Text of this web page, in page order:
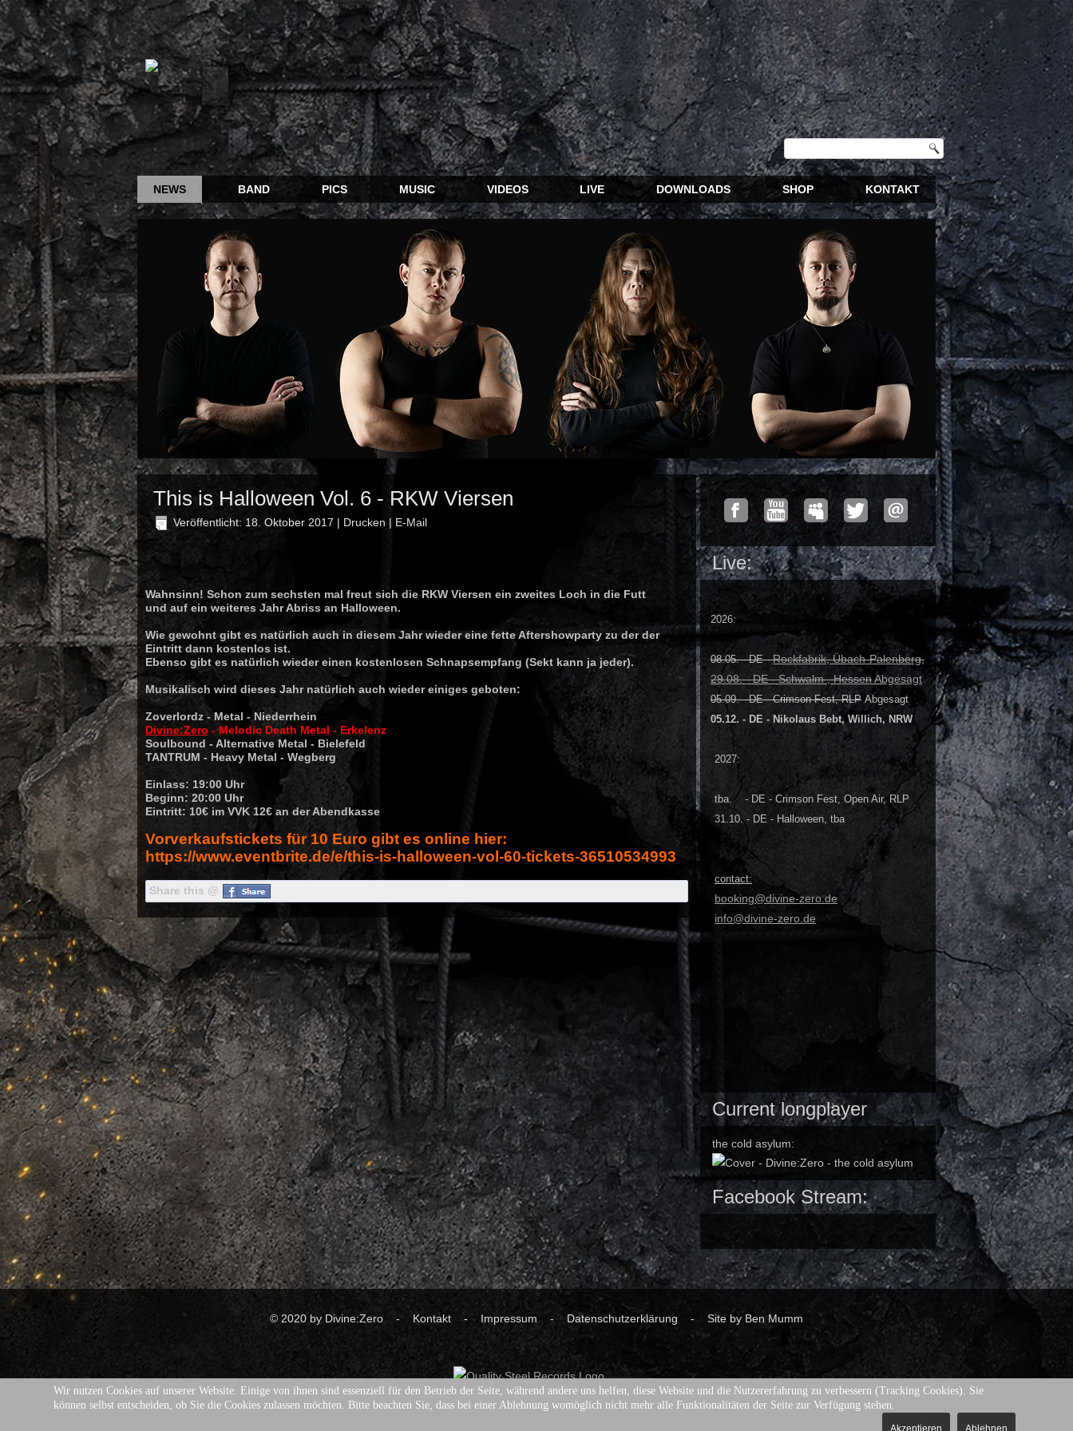
NEWS BAND PICS MUSIC VIDEOS LIVE DOWNLOADS SHOP KONTAKT
This is Halloween Vol. 6 - RKW Viersen
Veröffentlicht: 18. Oktober 2017 | Drucken | E-Mail
Wahnsinn! Schon zum sechsten mal freut sich die RKW Viersen ein zweites Loch in die Futt
und auf ein weiteres Jahr Abriss an Halloween.
Wie gewohnt gibt es natürlich auch in diesem Jahr wieder eine fette Aftershowparty zu der der
Eintritt dann kostenlos ist.
Ebenso gibt es natürlich wieder einen kostenlosen Schnapsempfang (Sekt kann ja jeder).
Musikalisch wird dieses Jahr natürlich auch wieder einiges geboten:
Zoverlordz- Metal - Niederrhein
Divine:Zero - Melodic Death Metal - Erkelenz
Soulbound - Alternative Metal - Bielefeld
TANTRUM - Heavy Metal - Wegberg
Einlass: 19:00 Uhr
Beginn: 20:00 Uhr
Eintritt: 10€ im VVK 12€ an der Abendkasse
Vorverkaufstickets für 10 Euro gibt es online hier:
https://www.eventbrite.de/e/this-is-halloween-vol-60-tickets-36510534993
Share this @
Live:
2026:
08.05. - DE -Rockfabrik, Übach-Palenberg,
29.08. - DE - Schwalm , HessenAbgesagt
05.09. - DE - Crimson Fest, RLP Abgesagt
05.12. - DE - Nikolaus Bebt, Willich, NRW
2027:
tba. - DE - Crimson Fest, Open Air, RLP
31.10. - DE - Halloween, tba
contact:
booking@divine-zero.de
info@divine-zero.de
Current longplayer
the cold asylum:
Facebook Stream:
© 2020 by Divine:Zero - Kontakt - Impressum - Datenschutzerklärung - Site by Ben Mumm
Wir nutzen Cookies auf unserer Website. Einige von ihnen sind essenziell für den Betrieb der Seite, während andere uns helfen, diese Website und die Nutzererfahrung zu verbessern (Tracking Cookies). Sie
können selbst entscheiden, ob Sie die Cookies zulassen möchten. Bitte beachten Sie, dass bei einer Ablehnung womöglich nicht mehr alle Funktionalitäten der Seite zur Verfügung stehen.
Akzeptieren Ablehnen